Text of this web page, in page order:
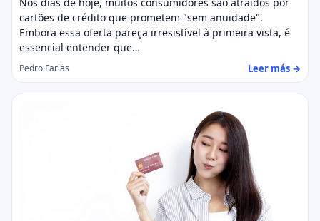
cartões de crédito que prometem "sem anuidade".
Embora essa oferta pareça irresistível à primeira vista, é
essencial entender que…
Pedro Farias Leer más →